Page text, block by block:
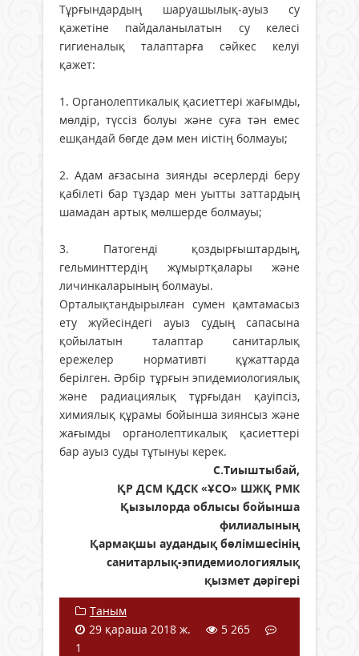
Тұрғындардың шаруашылық-ауыз су
қажетіне пайдаланылатын су келесі
гигиеналық талаптарға сәйкес келуі
қажет:
1. Органолептикалық қасиеттері жағымды,
мөлдір, түссіз болуы және суға тән емес
ешқандай бөгде дәм мен иістің болмауы;
2. Адам ағзасына зиянды әсерлерді беру
қабілеті бар тұздар мен уытты заттардың
шамадан артық мөлшерде болмауы;
3. Патогенді қоздырғыштардың,
гельминттердің жұмыртқалары және
личинкаларының болмауы.
Орталықтандырылған сумен қамтамасыз
ету жүйесіндегі ауыз судың сапасына
қойылатын талаптар санитарлық
ережелер нормативті құжаттарда
берілген. Әрбір тұрғын эпидемиологиялық
және радиациялық тұрғыдан қауіпсіз,
химиялық құрамы бойынша зиянсыз және
жағымды органолептикалық қасиеттері
бар ауыз суды тұтынуы керек.
С.Тиыштыбай,
ҚР ДСМ ҚДСК «ҰСО» ШЖҚ РМК
Қызылорда облысы бойынша
филиалының
Қармақшы аудандық бөлімшесінің
санитарлық-эпидемиологиялық
қызмет дәрігері
Таным
29 қараша 2018 ж.
5 265
1